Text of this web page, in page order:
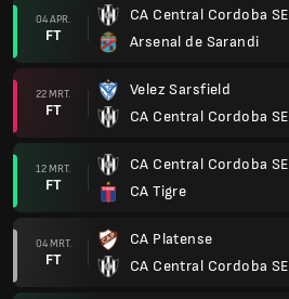
04 APR.
FT
CA Central Cordoba SE
Arsenal de Sarandi
22 MRT.
FT
Velez Sarsfield
CA Central Cordoba SE
12 MRT.
FT
CA Central Cordoba SE
CA Tigre
04 MRT.
FT
CA Platense
CA Central Cordoba SE